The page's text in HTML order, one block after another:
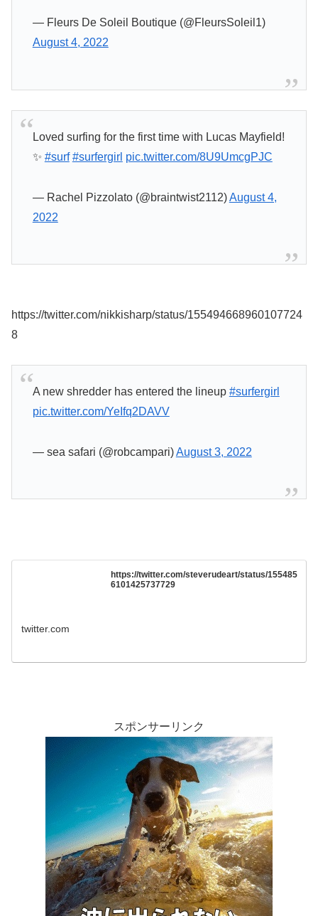
— Fleurs De Soleil Boutique (@FleursSoleil1)
August 4, 2022
Loved surfing for the first time with Lucas Mayfield!
✨ #surf #surfergirl pic.twitter.com/8U9UmcgPJC
— Rachel Pizzolato (@braintwist2112)August 4,
2022
https://twitter.com/nikkisharp/status/155494668960107724
8
A new shredder has entered the lineup #surfergirl
pic.twitter.com/YeIfq2DAVV
— sea safari (@robcampari)August 3, 2022
https://twitter.com/steverudeart/status/155485
6101425737729
twitter.com
スポンサーリンク